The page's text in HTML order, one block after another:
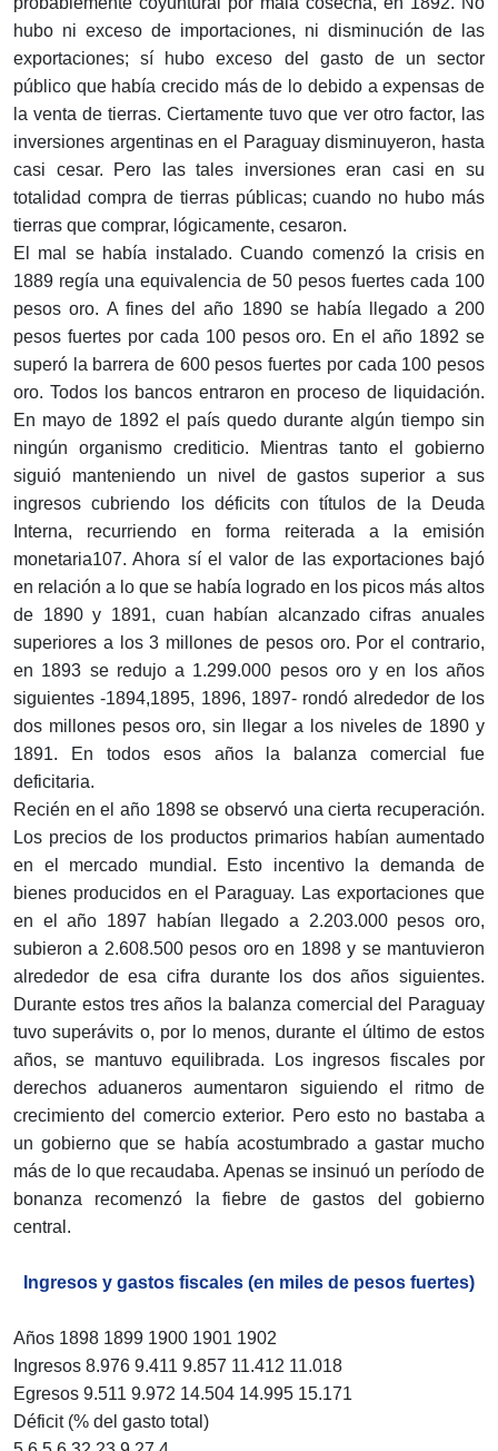
hubo ni exceso de importaciones, ni disminución de las
exportaciones; sí hubo exceso del gasto de un sector
público que había crecido más de lo debido a expensas de
la venta de tierras. Ciertamente tuvo que ver otro factor, las
inversiones argentinas en el Paraguay disminuyeron, hasta
casi cesar. Pero las tales inversiones eran casi en su
totalidad compra de tierras públicas; cuando no hubo más
tierras que comprar, lógicamente, cesaron.
El mal se había instalado. Cuando comenzó la crisis en
1889 regía una equivalencia de 50 pesos fuertes cada 100
pesos oro. A fines del año 1890 se había llegado a 200
pesos fuertes por cada 100 pesos oro. En el año 1892 se
superó la barrera de 600 pesos fuertes por cada 100 pesos
oro. Todos los bancos entraron en proceso de liquidación.
En mayo de 1892 el país quedo durante algún tiempo sin
ningún organismo crediticio. Mientras tanto el gobierno
siguió manteniendo un nivel de gastos superior a sus
ingresos cubriendo los déficits con títulos de la Deuda
Interna, recurriendo en forma reiterada a la emisión
monetaria107. Ahora sí el valor de las exportaciones bajó
en relación a lo que se había logrado en los picos más altos
de 1890 y 1891, cuan habían alcanzado cifras anuales
superiores a los 3 millones de pesos oro. Por el contrario,
en 1893 se redujo a 1.299.000 pesos oro y en los años
siguientes -1894,1895, 1896, 1897- rondó alrededor de los
dos millones pesos oro, sin llegar a los niveles de 1890 y
1891. En todos esos años la balanza comercial fue
deficitaria.
Recién en el año 1898 se observó una cierta recuperación.
Los precios de los productos primarios habían aumentado
en el mercado mundial. Esto incentivo la demanda de
bienes producidos en el Paraguay. Las exportaciones que
en el año 1897 habían llegado a 2.203.000 pesos oro,
subieron a 2.608.500 pesos oro en 1898 y se mantuvieron
alrededor de esa cifra durante los dos años siguientes.
Durante estos tres años la balanza comercial del Paraguay
tuvo superávits o, por lo menos, durante el último de estos
años, se mantuvo equilibrada. Los ingresos fiscales por
derechos aduaneros aumentaron siguiendo el ritmo de
crecimiento del comercio exterior. Pero esto no bastaba a
un gobierno que se había acostumbrado a gastar mucho
más de lo que recaudaba. Apenas se insinuó un período de
bonanza recomenzó la fiebre de gastos del gobierno
central.
Ingresos y gastos fiscales (en miles de pesos fuertes)
Años 1898 1899 1900 1901 1902
Ingresos 8.976 9.411 9.857 11.412 11.018
Egresos 9.511 9.972 14.504 14.995 15.171
Déficit (% del gasto total)